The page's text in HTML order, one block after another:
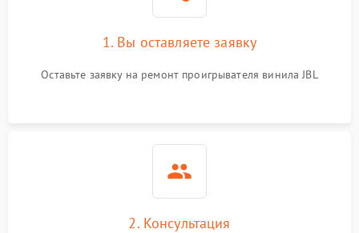
1. Вы оставляете заявку
Оставьте заявку на ремонт проигрывателя винила JBL
2. Консультация